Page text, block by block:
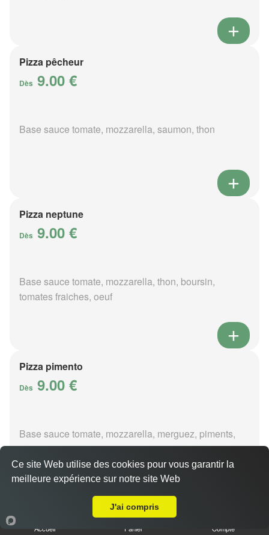
Pizza pêcheur
Dès 9.00 €
Base sauce tomate, mozzarella, saumon, thon
Pizza neptune
Dès 9.00 €
Base sauce tomate, mozzarella, thon, boursin,
tomates fraiches, oeuf
Pizza pimento
Dès 9.00 €
Base sauce tomate, mozzarella, merguez, piments,
oignons
Accueil Panier Compte
Ce site Web utilise des cookies pour vous garantir la
meilleure expérience sur notre site Web
J'ai compris